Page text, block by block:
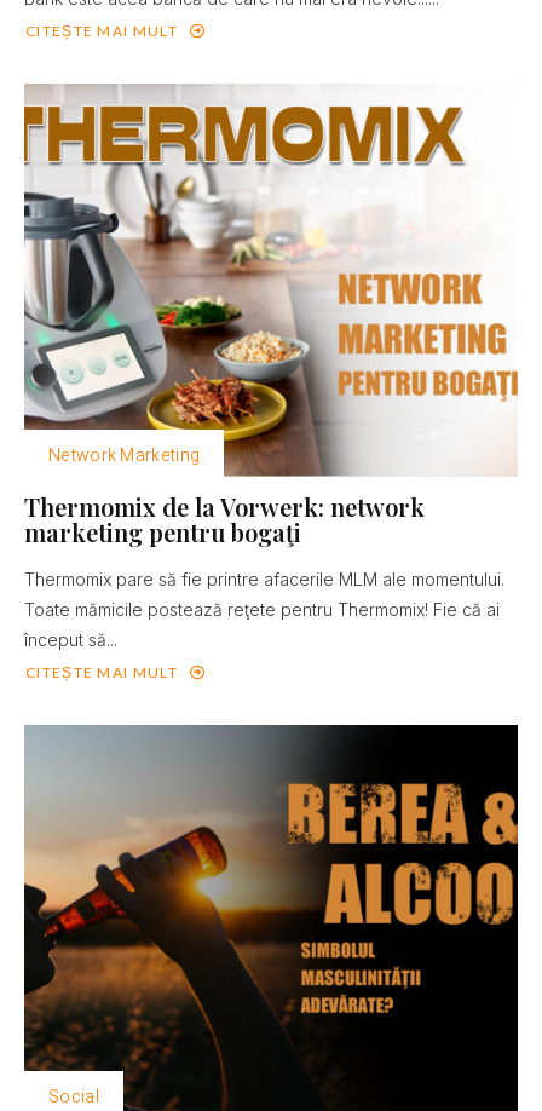
CITEȘTE MAI MULT
Network Marketing
Thermomix de la Vorwerk: network
marketing pentru bogaţi
Thermomix pare să fie printre afacerile MLM ale momentului.
Toate mămicile postează reţete pentru Thermomix! Fie că ai
început să...
CITEȘTE MAI MULT
Social